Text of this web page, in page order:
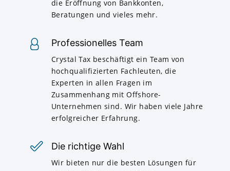
die Eröffnung von Bankkonten,
Beratungen und vieles mehr.
Professionelles Team
Crystal Tax beschäftigt ein Team von
hochqualifizierten Fachleuten, die
Experten in allen Fragen im
Zusammenhang mit Offshore-
Unternehmen sind. Wir haben viele Jahre
erfolgreicher Erfahrung.
Die richtige Wahl
Wir bieten nur die besten Lösungen für